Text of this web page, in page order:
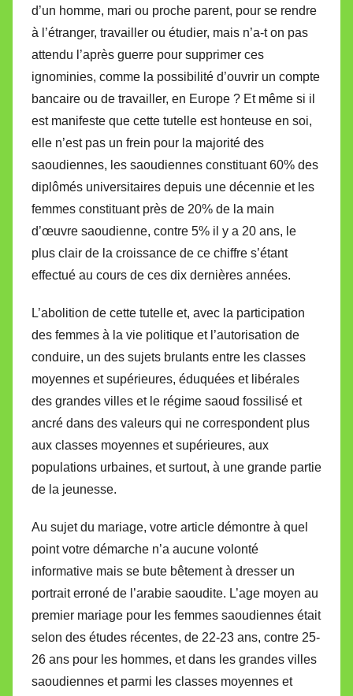
d’un homme, mari ou proche parent, pour se rendre
à l’étranger, travailler ou étudier, mais n’a-t on pas
attendu l’après guerre pour supprimer ces
ignominies, comme la possibilité d’ouvrir un compte
bancaire ou de travailler, en Europe ? Et même si il
est manifeste que cette tutelle est honteuse en soi,
elle n’est pas un frein pour la majorité des
saoudiennes, les saoudiennes constituant 60% des
diplômés universitaires depuis une décennie et les
femmes constituant près de 20% de la main
d’œuvre saoudienne, contre 5% il y a 20 ans, le
plus clair de la croissance de ce chiffre s’étant
effectué au cours de ces dix dernières années.
L’abolition de cette tutelle et, avec la participation
des femmes à la vie politique et l’autorisation de
conduire, un des sujets brulants entre les classes
moyennes et supérieures, éduquées et libérales
des grandes villes et le régime saoud fossilisé et
ancré dans des valeurs qui ne correspondent plus
aux classes moyennes et supérieures, aux
populations urbaines, et surtout, à une grande partie
de la jeunesse.
Au sujet du mariage, votre article démontre à quel
point votre démarche n’a aucune volonté
informative mais se bute bêtement à dresser un
portrait erroné de l’arabie saoudite. L’age moyen au
premier mariage pour les femmes saoudiennes était
selon des études récentes, de 22-23 ans, contre 25-
26 ans pour les hommes, et dans les grandes villes
saoudiennes et parmi les classes moyennes et